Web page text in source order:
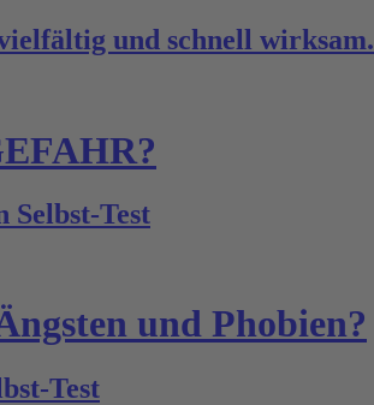
und schnell wirksam.
Selbst-Test
und Phobien?
Test